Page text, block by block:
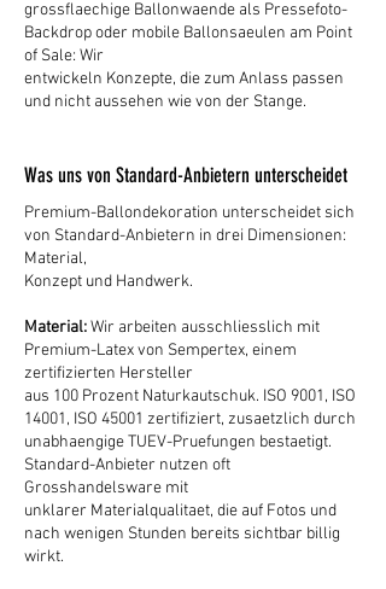
grossflaechige Ballonwaende als Pressefoto-
Backdrop oder mobile Ballonsaeulen am Point
of Sale: Wir
entwickeln Konzepte, die zum Anlass passen
und nicht aussehen wie von der Stange.
Was uns von Standard-Anbietern unterscheidet
Premium-Ballondekoration unterscheidet sich
von Standard-Anbietern in drei Dimensionen:
Material,
Konzept und Handwerk.
Material:Wir arbeiten ausschliesslich mit
Premium-Latex von Sempertex, einem
zertifizierten Hersteller
aus 100 Prozent Naturkautschuk. ISO 9001, ISO
14001, ISO 45001 zertifiziert, zusaetzlich durch
unabhaengige TUEV-Pruefungen bestaetigt.
Standard-Anbieter nutzen oft
Grosshandelsware mit
unklarer Materialqualitaet, die auf Fotos und
nach wenigen Stunden bereits sichtbar billig
wirkt.